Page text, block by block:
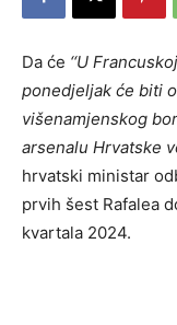
Da će ‘‘U
ponedjeljak će biti
višenamjenskog
arsenalu Hrvatske
hrvatski ministar
prvih šest Rafalea
kvartala 2024.